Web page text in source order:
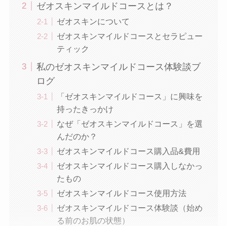
ゼオスキンマイルドコースとは？
ゼオスキンについて
ゼオスキンマイルドコースとセラピュー
ティック
私のゼオスキンマイルドコース体験談ブ
ログ
「ゼオスキンマイルドコース」に興味を
持ったきっかけ
なぜ「ゼオスキンマイルドコース」を選
んだのか？
ゼオスキンマイルドコース購入品&費用
ゼオスキンマイルドコース購入しなかっ
たもの
ゼオスキンマイルドコース使用方法
ゼオスキンマイルドコース体験談（始め
る前のお肌の状態）